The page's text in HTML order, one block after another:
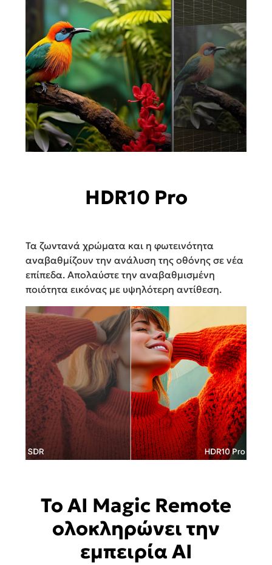
HDR10 Pro
Τα ζωντανά χρώματα και η φωτεινότητα
αναβαθμίζουν την ανάλυση της οθόνης σε νέα
επίπεδα. Απολαύστε την αναβαθμισμένη
ποιότητα εικόνας με υψηλότερη αντίθεση.
Το AI Magic Remote
ολοκληρώνει την
εμπειρία AI